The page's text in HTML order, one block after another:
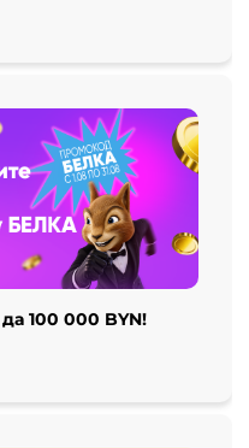
да 100 000 BYN!